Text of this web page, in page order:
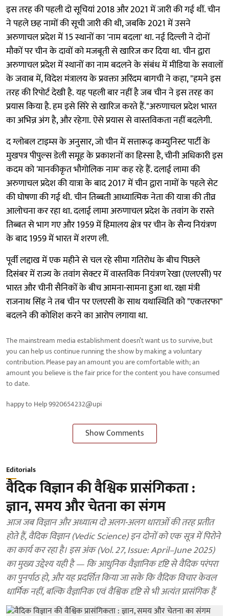
इस तरह की पहली दो सूचियां 2018 और 2021 में जारी की गई थीं. चीन
ने पहले छह नामों की सूची जारी की थी, जबकि 2021 में उसने
अरुणाचल प्रदेश में 15 स्थानों का 'नाम बदला' था. नई दिल्ली ने दोनों
मौकों पर चीन के दावों को मजबूती से खारिज कर दिया था. चीन द्वारा
अरुणाचल प्रदेश में स्थानों का नाम बदलने के संबंध में मीडिया के सवालों
के जवाब में, विदेश मंत्रालय के प्रवक्ता अरिंदम बागची ने कहा, "हमने इस
तरह की रिपोर्ट देखी है. यह पहली बार नहीं है जब चीन ने इस तरह का
प्रयास किया है. हम इसे सिरे से खारिज करते हैं."अरुणाचल प्रदेश भारत
का अभिन्न अंग है, और रहेगा. ऐसे प्रयास से वास्तविकता नहीं बदलेगी.
द ग्लोबल टाइम्स के अनुसार, जो चीन में सत्तारूढ़ कम्युनिस्ट पार्टी के
मुखपत्र पीपुल्स डेली समूह के प्रकाशनों का हिस्सा है, चीनी अधिकारी इस
कदम को 'मानकीकृत भौगोलिक नाम' कह रहे हैं. दलाई लामा की
अरुणाचल प्रदेश की यात्रा के बाद 2017 में चीन द्वारा नामों के पहले सेट
की घोषणा की गई थी. चीन तिब्बती आध्यात्मिक नेता की यात्रा की तीव्र
आलोचना कर रहा था. दलाई लामा अरुणाचल प्रदेश के तवांग के रास्ते
तिब्बत से भाग गए और 1959 में हिमालय क्षेत्र पर चीन के सैन्य नियंत्रण
के बाद 1959 में भारत में शरण ली.
पूर्वी लद्दाख में एक महीने से चल रहे सीमा गतिरोध के बीच पिछले
दिसंबर में राज्य के तवांग सेक्टर में वास्तविक नियंत्रण रेखा (एलएसी) पर
भारत और चीनी सैनिकों के बीच आमना-सामना हुआ था. रक्षा मंत्री
राजनाथ सिंह ने तब चीन पर एलएसी के साथ यथास्थिति को "एकतरफा"
बदलने की कोशिश करने का आरोप लगाया था.
The mainstream media establishment doesn’t want us to survive, but
you can help us continue running the show by making a voluntary
contribution. Please pay an amount you are comfortable with; an
amount you believe is the fair price for the content you have consumed
to date.
happy to Help 9920654232@upi
Show Comments
Editorials
वैदिक विज्ञान की वैश्विक प्रासंगिकता :
ज्ञान, समय और चेतना का संगम
आज जब विज्ञान और अध्यात्म दो अलग-अलग धाराओं की तरह प्रतीत
होते हैं, वैदिक विज्ञान (Vedic Science) इन दोनों को एक सूत्र में पिरोने
का कार्य कर रहा है। इस अंक (Vol. 27, Issue: April–June 2025)
का मुख्य उद्देश्य यही है — कि आधुनिक वैज्ञानिक दृष्टि से वैदिक परंपरा
का पुनर्पाठ हो, और यह प्रदर्शित किया जा सके कि वैदिक विचार केवल
धार्मिक नहीं, बल्कि वैज्ञानिक एवं वैश्विक दृष्टि से भी अत्यंत प्रासंगिक हैं